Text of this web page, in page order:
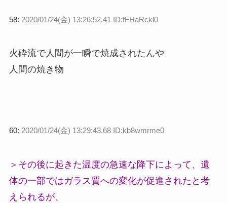
58: 2020/01/24(金) 13:26:52.41 ID:fFHaRckl0
火砕流で人間が一瞬で焼成されたんや
人間の焼き物
60: 2020/01/24(金) 13:29:43.68 ID:kb8wmrme0
＞その後に起きた温度の急速な降下によって、遺
体の一部ではガラス質への変化が促進されたと考
えられるが、